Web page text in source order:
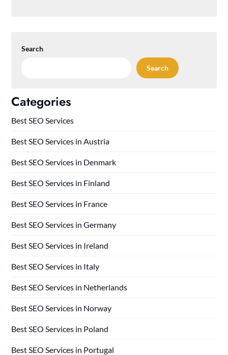
Search
Search
Categories
Best SEO Services
Best SEO Services in Austria
Best SEO Services in Denmark
Best SEO Services in Finland
Best SEO Services in France
Best SEO Services in Germany
Best SEO Services in Ireland
Best SEO Services in Italy
Best SEO Services in Netherlands
Best SEO Services in Norway
Best SEO Services in Poland
Best SEO Services in Portugal